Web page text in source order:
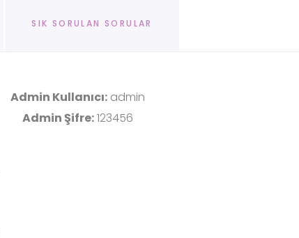
SIK SORULAN SORULAR
Admin Kullanıcı: admin
Admin Şifre:123456